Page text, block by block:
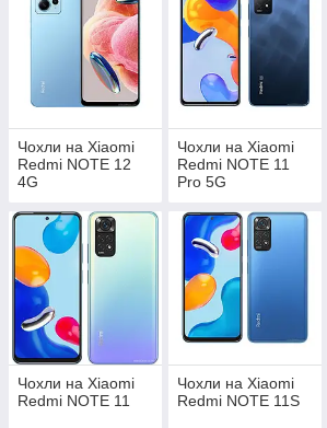
Чохли на Xiaomi
Redmi NOTE 12
4G
Чохли на Xiaomi
Redmi NOTE 11
Pro 5G
Чохли на Xiaomi
Redmi NOTE 11
Чохли на Xiaomi
Redmi NOTE 11S